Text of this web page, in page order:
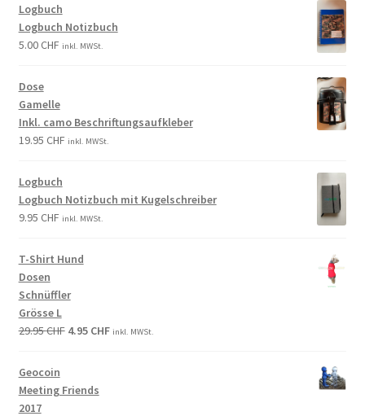
Logbuch
Logbuch Notizbuch
5.00CHF inkl. MWSt.
Dose
Gamelle
Inkl. camo Beschriftungsaufkleber
19.95 CHF inkl. MWSt.
Logbuch
Logbuch Notizbuch mit Kugelschreiber
9.95 CHF inkl. MWSt.
T-Shirt Hund
Dosen
Schnüffler
Grösse L
29.95CHF 4.95 CHF inkl. MWSt.
Geocoin
Meeting Friends
2017